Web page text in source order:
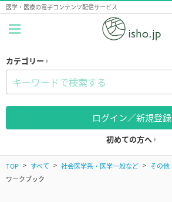
医学・医療の電子コンテンツ配信サービス
カテゴリー
ログイン／新規登録
初めての方へ
TOP すべて 社会医学系・医学一般など その他
ワークブック